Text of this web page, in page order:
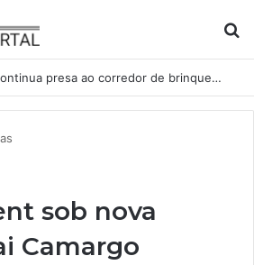
Por que a Mattel continua presa ao corredor de brinquedos
sob nova
Camargo